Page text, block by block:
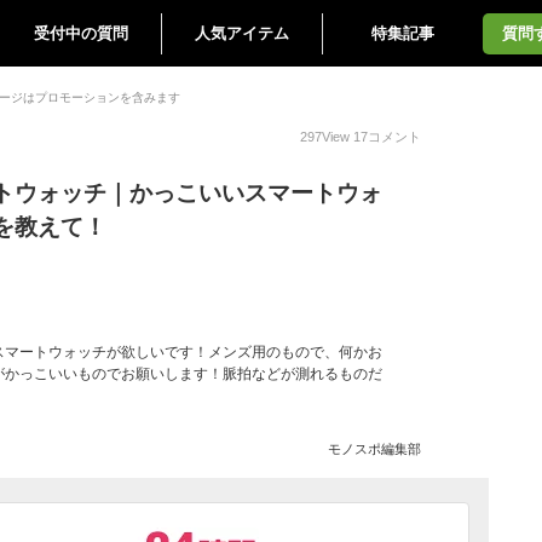
受付中の質問 人気アイテム 特集記事 質問
ジはプロモーションを含みます
297View 17コメント
ウォッチ｜かっこいいスマートウォ
教えて！
ートウォッチが欲しいです！メンズ用のもので、何かお
っこいいものでお願いします！脈拍などが測れるものだ
モノスポ編集部